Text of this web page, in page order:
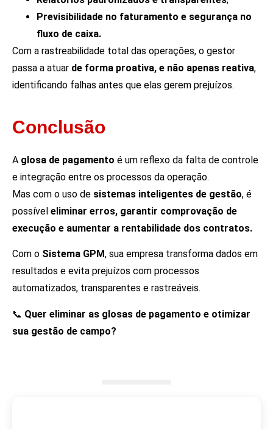
Previsibilidade no faturamento e segurança no
fluxo de caixa.
Com a rastreabilidade total das operações, o gestor
passa a atuar de forma proativa, e não apenas reativa,
identificando falhas antes que elas gerem prejuízos.
Conclusão
A glosa de pagamento é um reflexo da falta de controle
e integração entre os processos da operação.
Mas com o uso de sistemas inteligentes de gestão, é
possível eliminar erros, garantir comprovação de
execução e aumentar a rentabilidade dos contratos.
Com o Sistema GPM, sua empresa transforma dados em
resultados e evita prejuízos com processos
automatizados, transparentes e rastreáveis.
📞 Quer eliminar as glosas de pagamento e otimizar
sua gestão de campo?